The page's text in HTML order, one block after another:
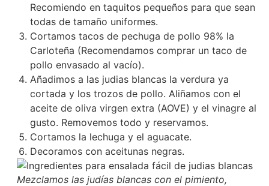
Recomiendo en taquitos pequeños para que sean
todas de tamaño uniformes.
Cortamos tacos de pechuga de pollo 98% la
Carloteña (Recomendamos comprar un taco de
pollo envasado al vacío).
Añadimos a las judias blancas la verdura ya
cortada y los trozos de pollo. Aliñamos con el
aceite de oliva virgen extra (AOVE) y el vinagre al
gusto. Removemos todo y reservamos.
Cortamos la lechuga y el aguacate.
Decoramos con aceitunas negras.
Mezclamos las judías blancas con el pimiento,